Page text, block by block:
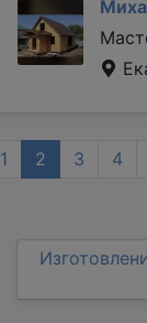
1 2 3 4